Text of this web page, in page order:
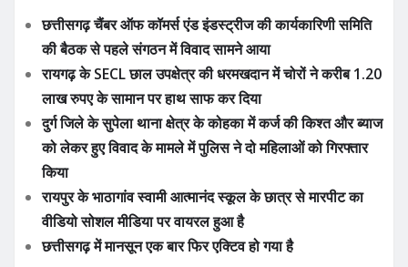
छत्तीसगढ़ चैंबर ऑफ कॉमर्स एंड इंडस्ट्रीज की कार्यकारिणी समिति
की बैठक से पहले संगठन में विवाद सामने आया
रायगढ़ के SECL छाल उपक्षेत्र की धरमखदान में चोरों ने करीब 1.20
लाख रुपए के सामान पर हाथ साफ कर दिया
दुर्ग जिले के सुपेला थाना क्षेत्र के कोहका में कर्ज की किश्त और ब्याज
को लेकर हुए विवाद के मामले में पुलिस ने दो महिलाओं को गिरफ्तार
किया
रायपुर के भाठागांव स्वामी आत्मानंद स्कूल के छात्र से मारपीट का
वीडियो सोशल मीडिया पर वायरल हुआ है
छत्तीसगढ़ में मानसून एक बार फिर एक्टिव हो गया है